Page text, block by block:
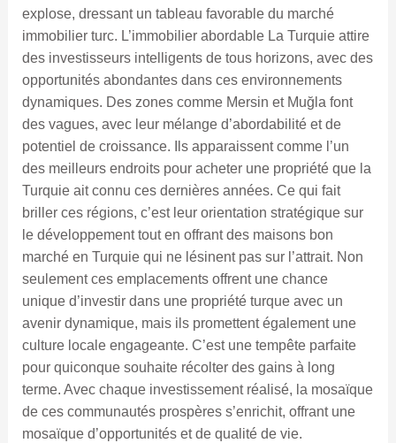
explose, dressant un tableau favorable du marché
immobilier turc. L’immobilier abordable La Turquie attire
des investisseurs intelligents de tous horizons, avec des
opportunités abondantes dans ces environnements
dynamiques. Des zones comme Mersin et Muğla font
des vagues, avec leur mélange d’abordabilité et de
potentiel de croissance. Ils apparaissent comme l’un
des meilleurs endroits pour acheter une propriété que la
Turquie ait connu ces dernières années. Ce qui fait
briller ces régions, c’est leur orientation stratégique sur
le développement tout en offrant des maisons bon
marché en Turquie qui ne lésinent pas sur l’attrait. Non
seulement ces emplacements offrent une chance
unique d’investir dans une propriété turque avec un
avenir dynamique, mais ils promettent également une
culture locale engageante. C’est une tempête parfaite
pour quiconque souhaite récolter des gains à long
terme. Avec chaque investissement réalisé, la mosaïque
de ces communautés prospères s’enrichit, offrant une
mosaïque d’opportunités et de qualité de vie.